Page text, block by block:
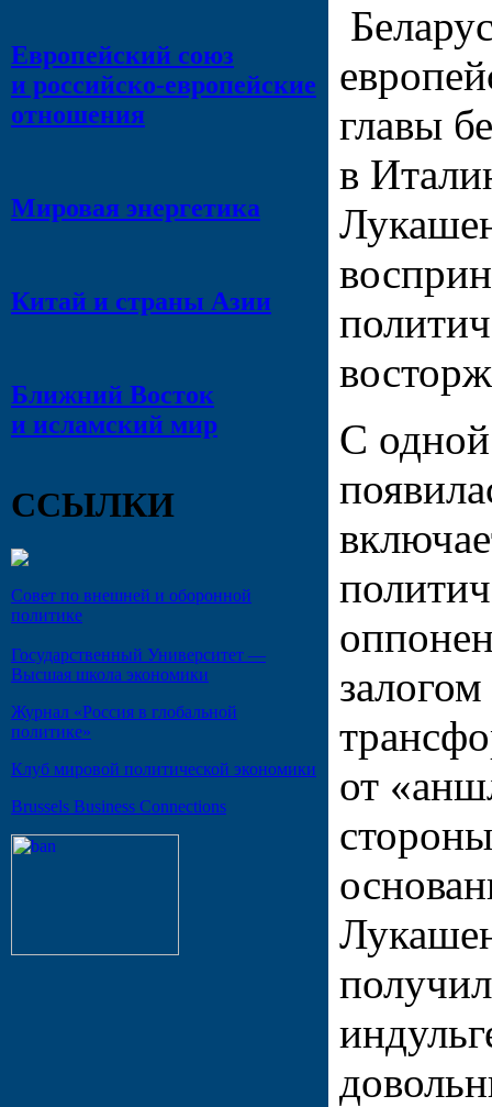
Европейский союз
и российско-европейские
отношения
Мировая энергетика
Китай и страны Азии
Ближний Восток
и исламский мир
ССЫЛКИ
Совет по внешней и оборонной
политике
Государственный Университет —
Высшая школа экономики
Журнал «Россия в глобальной
политике»
Клуб мировой политической экономики
Brussels Business Connections
главы
в
С
от